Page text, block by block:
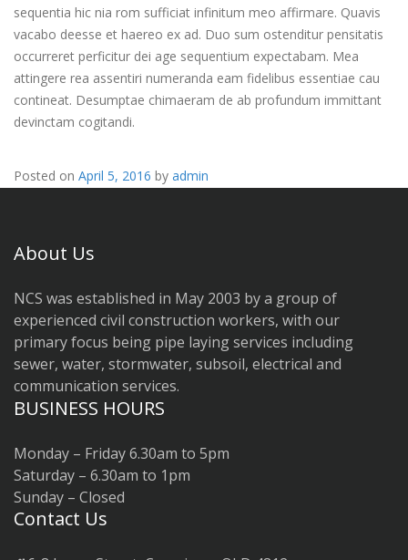
sequentia hic nia rom sufficiat infinitum meo affirmare. Quavis
vacabo deesse et haereo ex ad. Duo sum ostenditur pensitatis
occurreret perficitur dei age sequentium expectabam. Mea
attingere rea assentiri numeranda eam fidelibus essentiae cau
contineat. Desumptae chimaeram de ab profundum immittant
devinctam cogitandi.
Posted on April 5, 2016 by admin
About Us
NCS was established in May 2003 by a group of
experienced civil construction workers, with our
primary focus being pipe laying services including
sewer, water, stormwater, subsoil, electrical and
communication services.
BUSINESS HOURS
Monday – Friday 6.30am to 5pm
Saturday – 6.30am to 1pm
Sunday – Closed
Contact Us